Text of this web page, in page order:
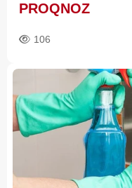
PROQNOZ
106